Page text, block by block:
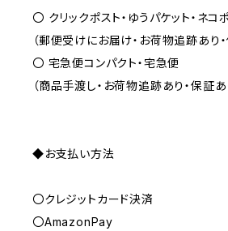
〇 クリックポスト・ゆうパケット・ネコ
（郵便受けにお届け・お荷物追跡あり・
〇 宅急便コンパクト・宅急便
（商品手渡し・お荷物追跡あり・保証あ
◆お支払い方法
〇クレジットカード決済
〇AmazonPay